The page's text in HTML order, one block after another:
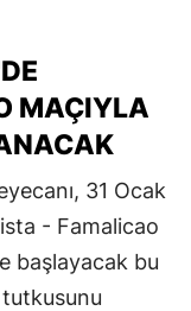
MAÇIYLA
31 Ocak
- Famalicao
başlayacak bu